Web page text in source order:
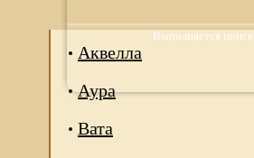
Выполняется поиск
Аквелла
Аура
Вата